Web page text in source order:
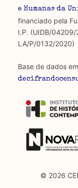
e Humanas da
financiado pela
I.P. (UIDB/
LA/P/0132/2020)
Base de dados
© 2026